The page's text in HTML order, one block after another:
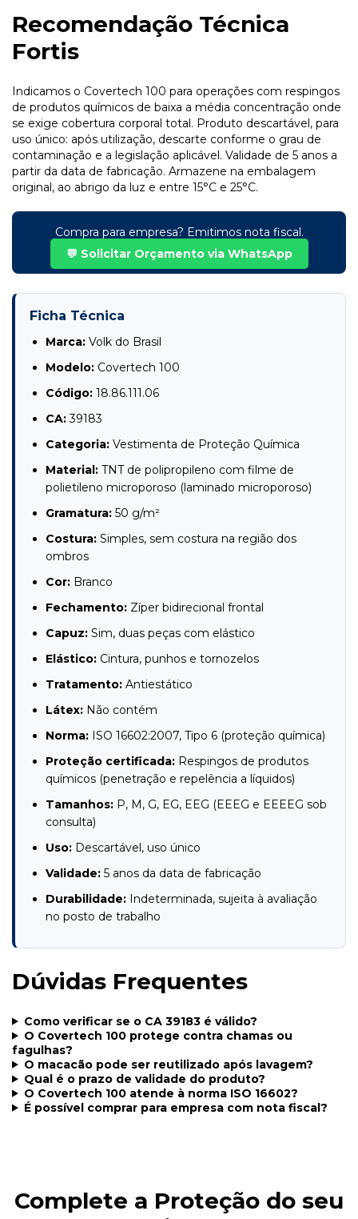
Recomendação Técnica
Fortis
Indicamos o Covertech 100 para operações com respingos
de produtos químicos de baixa a média concentração onde
se exige cobertura corporal total. Produto descartável, para
uso único: após utilização, descarte conforme o grau de
contaminação e a legislação aplicável. Validade de 5 anos a
partir da data de fabricação. Armazene na embalagem
original, ao abrigo da luz e entre 15°C e 25°C.
Compra para empresa? Emitimos nota fiscal.
💬 Solicitar Orçamento via WhatsApp
Ficha Técnica
Marca: Volk do Brasil
Modelo: Covertech 100
Código: 18.86.111.06
CA:39183
Categoria: Vestimenta de Proteção Química
Material: TNT de polipropileno com filme de
polietileno microporoso (laminado microporoso)
Gramatura: 50 g/m²
Costura: Simples, sem costura na região dos
ombros
Cor: Branco
Fechamento: Zíper bidirecional frontal
Capuz: Sim, duas peças com elástico
Elástico: Cintura, punhos e tornozelos
Tratamento: Antiestático
Látex: Não contém
Norma: ISO 16602:2007, Tipo 6 (proteção química)
Proteção certificada: Respingos de produtos
químicos (penetração e repelência a líquidos)
Tamanhos: P, M, G, EG, EEG (EEEG e EEEEG sob
consulta)
Uso: Descartável, uso único
Validade: 5 anos da data de fabricação
Durabilidade: Indeterminada, sujeita à avaliação
no posto de trabalho
Dúvidas Frequentes
Como verificar se o CA 39183 é válido?
O Covertech 100 protege contra chamas ou
fagulhas?
O macacão pode ser reutilizado após lavagem?
Qual é o prazo de validade do produto?
O Covertech 100 atende à norma ISO 16602?
É possível comprar para empresa com nota fiscal?
Complete a Proteção do seu